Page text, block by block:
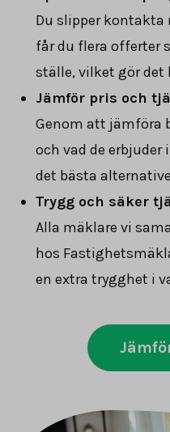
Du slipper kontakta
får du flera offerter
ställe, vilket gör
Jämför pris och
Genom att jämföra
och vad de
det bästa
Trygg och säker
Alla mäklare vi
hos
en extra trygghet i